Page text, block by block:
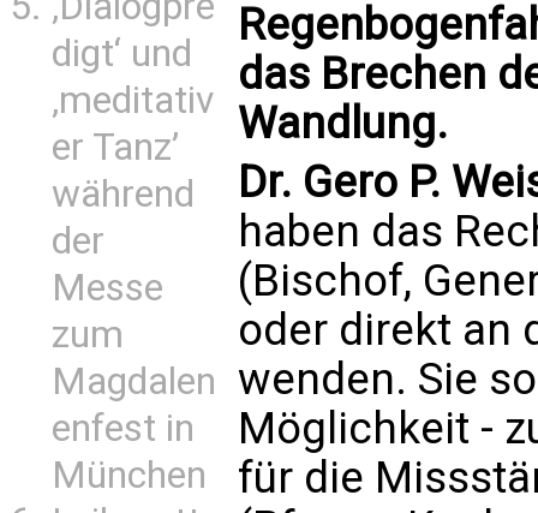
digt‘ und
‚meditativ
er Tanz’
während
der
Messe
zum
Magdalen
enfest in
München
das Brechen
Wandlung.
Dr. Gero P.
haben das
(Bischof,
oder direkt an
wenden. Sie
Möglichkeit -
für die